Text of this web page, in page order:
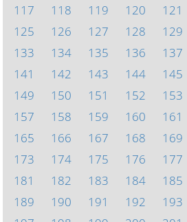
117
118 119 120 121
125
126 127 128 129
133
134 135 136 137
141
142 143 144 145
149
150 151 152 153
157
158 159 160 161
165
166 167 168 169
173
174 175 176 177
181
182 183 184 185
189
190 191 192 193